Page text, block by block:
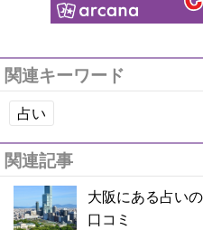
関連キーワード
占い
関連記事
大阪にある占い
口コミ